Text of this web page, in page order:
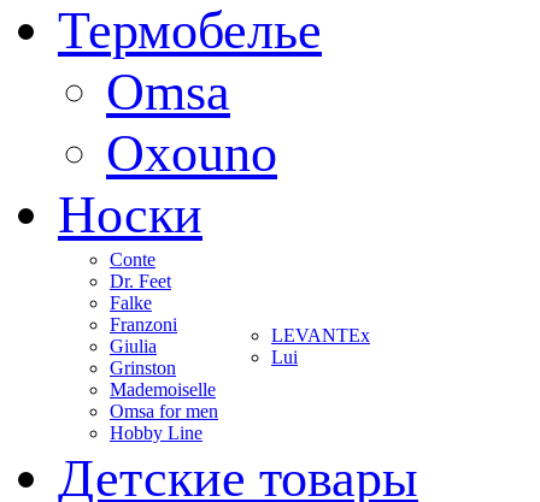
Термобелье
Omsa
Oxouno
Носки
Conte
Dr. Feet
Falke
Franzoni
Giulia
Grinston
Mademoiselle
Omsa for men
Hobby Line
LEVANTEx
Lui
Детские товары